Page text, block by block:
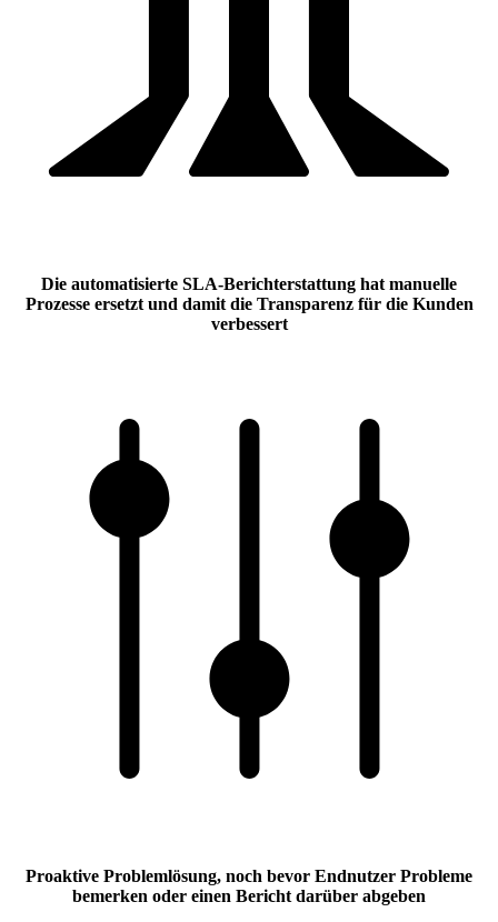
Die automatisierte SLA-Berichterstattung hat manuelle
Prozesse ersetzt und damit die Transparenz für die Kunden
verbessert
Proaktive Problemlösung, noch bevor Endnutzer Probleme
bemerken oder einen Bericht darüber abgeben